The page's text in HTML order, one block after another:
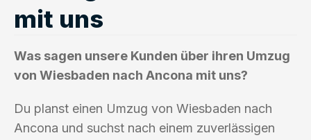
mit uns
Was sagen unsere Kunden über ihren Umzug
von Wiesbaden nach Ancona mit uns?
Du planst einen Umzug von Wiesbaden nach
Ancona und suchst nach einem zuverlässigen